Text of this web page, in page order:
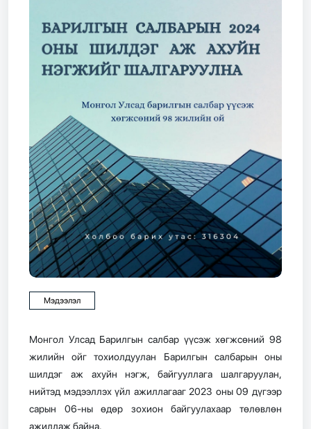
Мэдээлэл
Монгол Улсад Барилгын салбар үүсэж хөгжсөний 98
жилийн ойг тохиолдуулан Барилгын салбарын оны
шилдэг аж ахуйн нэгж, байгууллага шалгаруулан,
нийтэд мэдээллэх үйл ажиллагааг 2023 оны 09 дүгээр
сарын 06-ны өдөр зохион байгуулахаар төлөвлөн
ажиллаж байна.